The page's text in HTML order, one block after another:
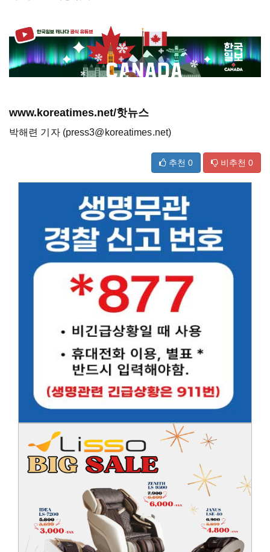
www.koreatimes.net/핫뉴스
박해련 기자 (press3@koreatimes.net)
추천 0 비추천 0